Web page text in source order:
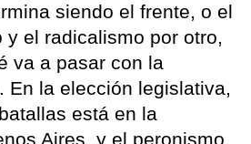
siendo el frente, o el
y el radicalismo por otro,
va a pasar con la
En la elección legislativa,
está en la
Aires, y el peronismo